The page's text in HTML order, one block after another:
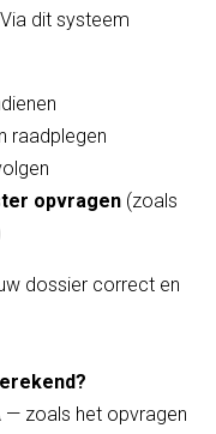
dit systeem
raadplegen
opvragen (zoals
dossier correct en
— zoals het opvragen